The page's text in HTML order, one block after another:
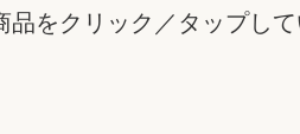
をクリック／タップし